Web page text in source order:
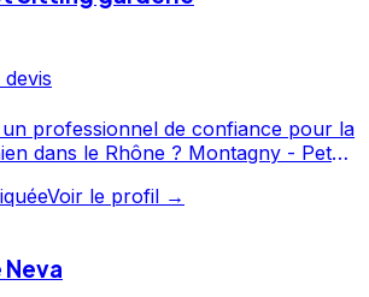
un professionnel du service canin
4.3/5 ⭐⭐⭐⭐ sur Google Maps avec
professionnel de confiance pour la
dans le Rhône ? Montagny - Pet
- Pet Sitting
Voir le profil →
Neva